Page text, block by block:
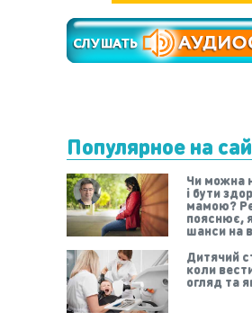
Популярное на
Чи можна
і бути
мамою?
пояснює,
шанси на
Дитячий
коли
огляд та